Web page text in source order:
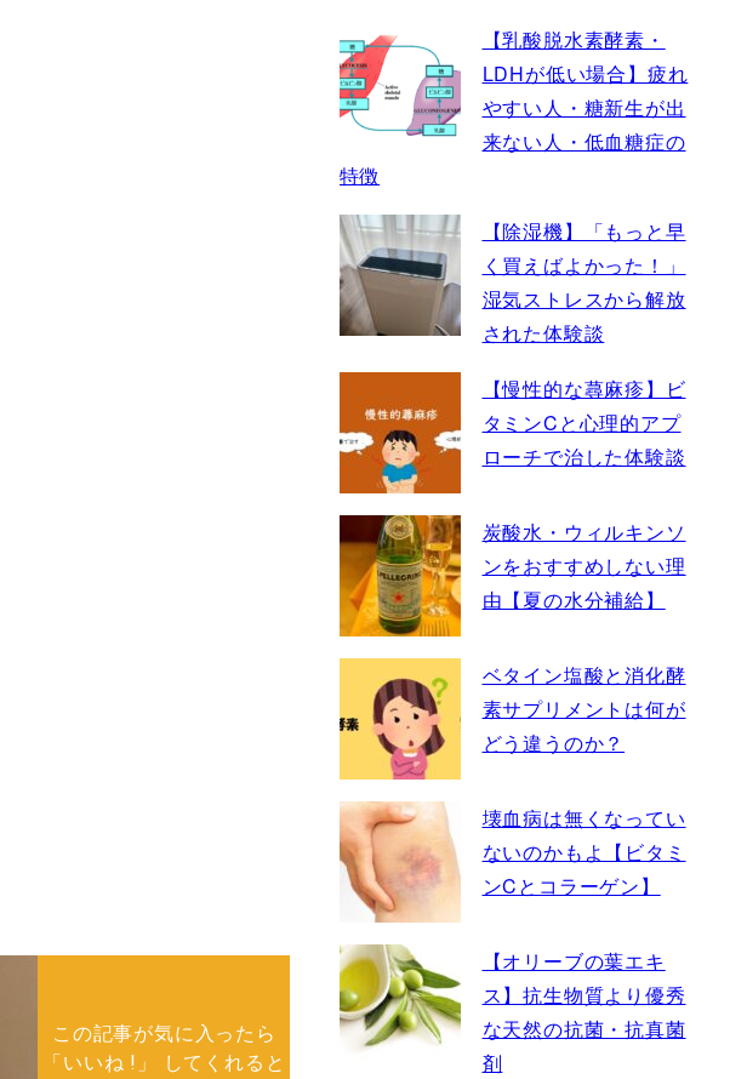
この記事が気に入ったら
「いいね !」 してくれると
【乳酸脱水素酵素・
LDHが低い場合】疲れ
やすい人・糖新生が出
来ない人・低血糖症の
特徴
【除湿機】「もっと早
く買えばよかった！」
湿気ストレスから解放
された体験談
【慢性的な蕁麻疹】ビ
タミンCと心理的アプ
ローチで治した体験談
炭酸水・ウィルキンソ
ンをおすすめしない理
由【夏の水分補給】
ベタイン塩酸と消化酵
素サプリメントは何が
どう違うのか？
壊血病は無くなってい
ないのかもよ【ビタミ
ンCとコラーゲン】
【オリーブの葉エキ
ス】抗生物質より優秀
な天然の抗菌・抗真菌
剤